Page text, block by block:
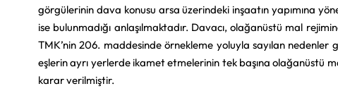
görgülerinin dava konusu arsa üzerindeki inşaatın yapımına
ise bulunmadığı anlaşılmaktadır. Davacı, olağanüstü mal
TMK’nin 206. maddesinde örnekleme yoluyla sayılan
eşlerin ayrı yerlerde ikamet etmelerinin tek başına olağanüstü
karar verilmiştir.